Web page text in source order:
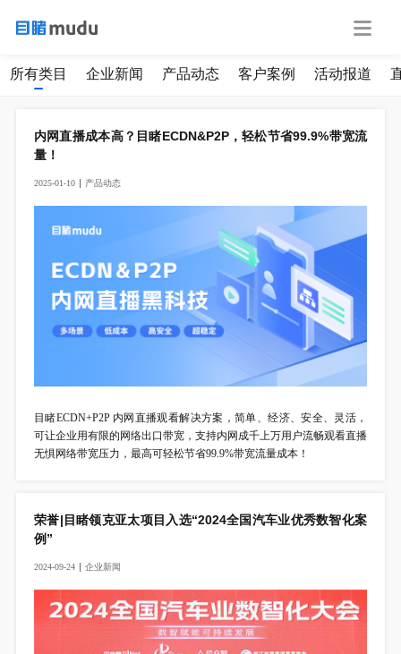
所有类目 企业新闻 产品动态 客户案例 活动报道
内网直播成本高？目睹ECDN&P2P，轻松节省99.9%带宽流
量！
2025-01-10 产品动态
目睹ECDN+P2P 内网直播观看解决方案，简单、经济、安全、灵活，
可让企业用有限的网络出口带宽，支持内网成千上万用户流畅观看直播
无惧网络带宽压力，最高可轻松节省99.9%带宽流量成本！
荣誉|目睹领克亚太项目入选“2024全国汽车业优秀数智化案
例”
2024-09-24 企业新闻